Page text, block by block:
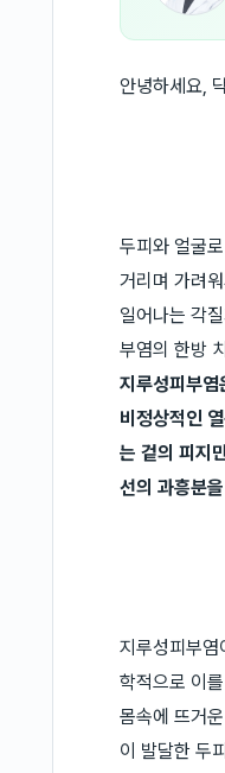
안녕하세요,
두피와 얼굴
거리며 가려
일어나는 각
부염의 한방
지루성피부염
비정상적인
는 겉의 피지
선의 과흥분
지루성피부염
학적으로 이를
몸속에 뜨거
이 발달한 두